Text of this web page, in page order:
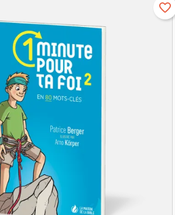
favorite_border